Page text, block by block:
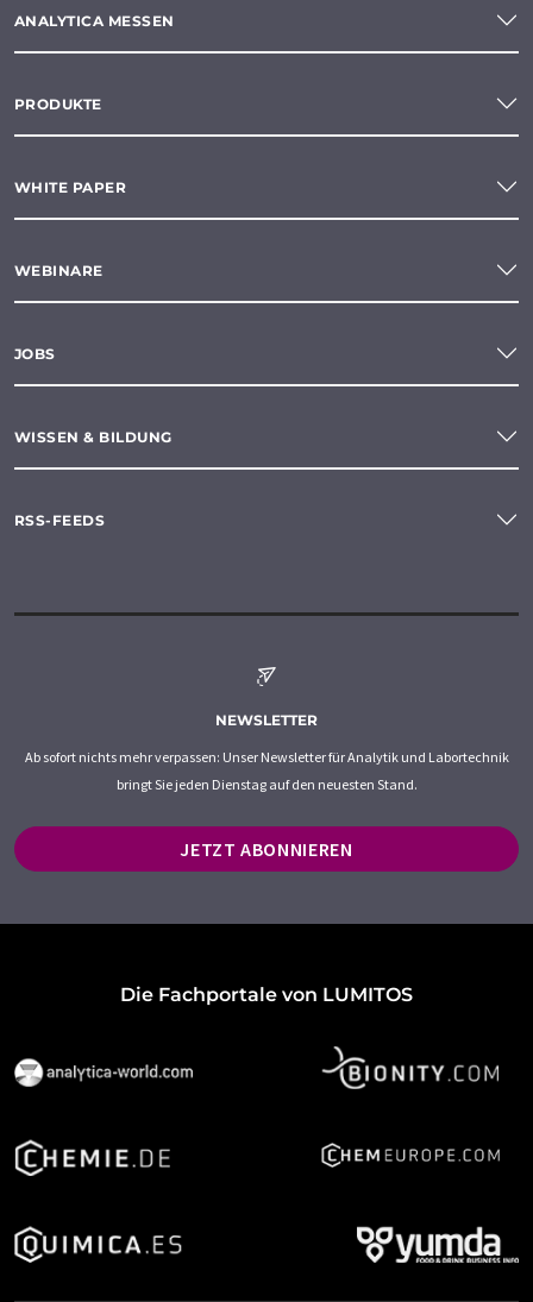
ANALYTICA MESSEN
PRODUKTE
WHITE PAPER
WEBINARE
JOBS
WISSEN & BILDUNG
RSS-FEEDS
NEWSLETTER
Ab sofort nichts mehr verpassen: Unser Newsletter für Analytik und Labortechnik
bringt Sie jeden Dienstag auf den neuesten Stand.
JETZT ABONNIEREN
Die Fachportale von LUMITOS